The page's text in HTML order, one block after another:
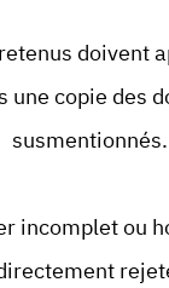
doivent
une copie des
susmentionnés.
incomplet ou